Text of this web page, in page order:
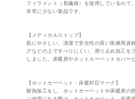
フィラメント（長繊維）を使用しているので
非常に少ない製品です。
【メディカルストップ】
肌にやさしい、清潔で安全性の高い医療用資
グなどの上ですべりにくい、滑り止め加工を
しました。床暖房やホットカーペットカバー
【ホットカーペット・床暖対応マーク】
耐熱加工をし、ホットカーペットや床暖房の